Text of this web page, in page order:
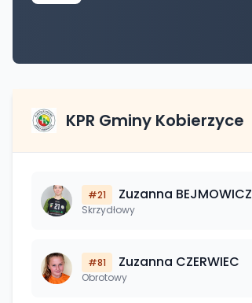
KPR Gminy Kobierzyce
#21 Zuzanna BEJMOWICZ
Skrzydłowy
#81 Zuzanna CZERWIEC
Obrotowy